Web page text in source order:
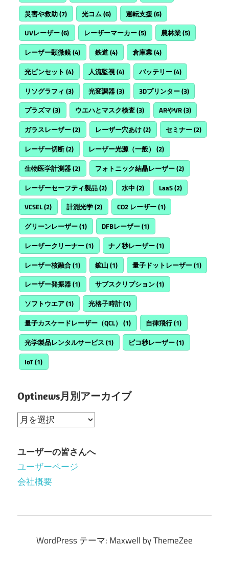
災害や救助(7) 光コム(6) 運転支援(6)
UVレーザー(6) レーザーマーカー(5) 農林業(5)
レーザー顕微鏡(4) 鉄道(4) 倉庫業(4)
光ピンセット (4) 人流監視(4) バッテリー(4)
リソグラフィ (3) 光変調器(3) 3Dプリンター(3)
プラズマ(3) ウエハとマスク検査(3) ARやVR(3)
ガラスレーザー(2) レーザー穴あけ(2) セミナー(2)
レーザー切断(2) レーザー光源（一般） (2)
生物医学計測器(2) フォトニック結晶レーザー(2)
レーザーセーフティ製品(2) 水中 (2) LaaS(2)
VCSEL(2) 計測光学(2) CO2 レーザー(1)
グリーンレーザー(1) DFBレーザー(1)
レーザークリーナー(1) ナノ秒レーザー(1)
レーザー核融合(1) 鉱山 (1) 量子ドットレーザー(1)
レーザー発振器(1) サブスクリプション(1)
ソフトウエア(1) 光格子時計(1)
量子カスケードレーザー（QCL） (1) 自律飛行(1)
光学製品レンタルサービス (1) ピコ秒レーザー(1)
IoT(1)
Optinews月別アーカイブ
Optinews
別
ア
ー
ユーザーの皆さんへ
ユーザーページ
会社概要
WordPress テーマ: Maxwell by ThemeZee